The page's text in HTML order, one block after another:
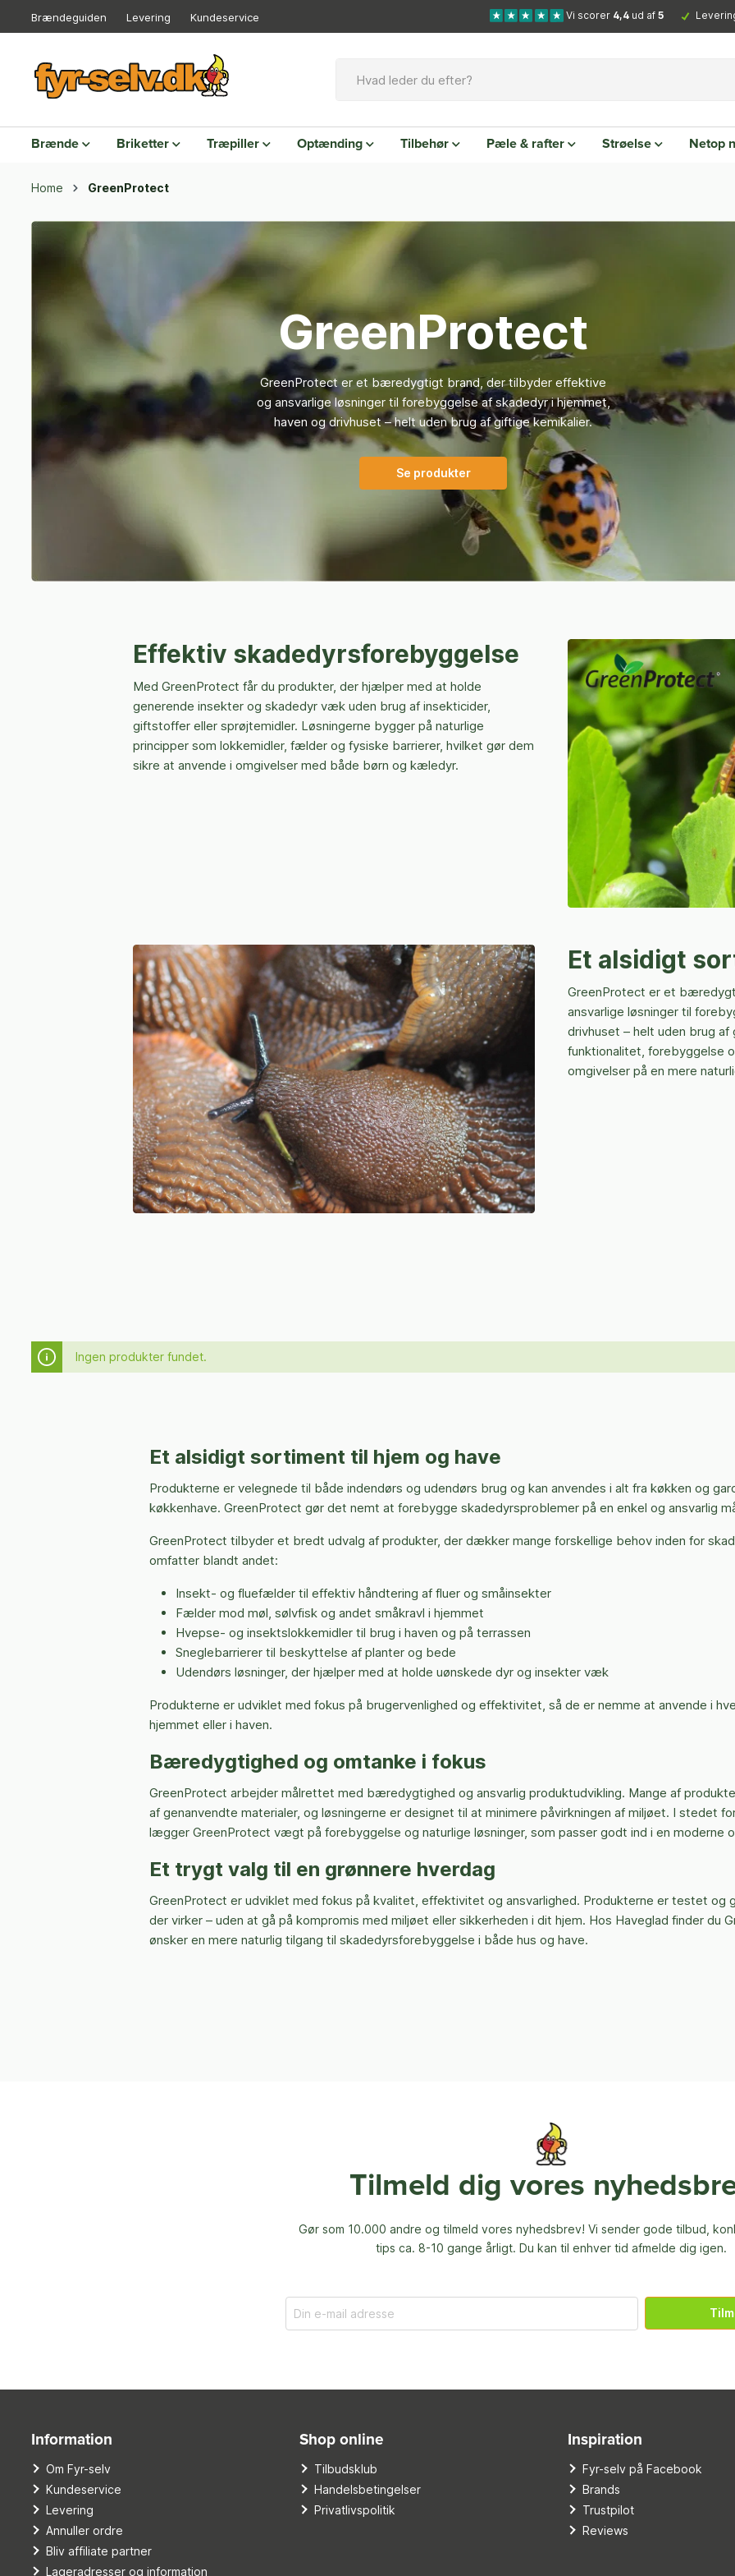
Brændeguiden Levering Kundeservice Vi scorer 4,4 ud af 5
Brænde Briketter Træpiller Optænding Tilbehør Pæle & rafter Strøelse Netop
Home GreenProtect
GreenProtect
GreenProtect er et bæredygtigt brand, der tilbyder effektive
og ansvarlige løsninger til forebyggelse af skadedyr i hjemmet,
haven og drivhuset – helt uden brug af giftige kemikalier.
Se produkter
Effektiv skadedyrsforebyggelse
Med GreenProtect får du produkter, der hjælper med at holde
generende insekter og skadedyr væk uden brug af insekticider,
giftstoffer eller sprøjtemidler. Løsningerne bygger på naturlige
principper som lokkemidler, fælder og fysiske barrierer, hvilket gør dem
sikre at anvende i omgivelser med både børn og kæledyr.
Et alsidigt
GreenProtect er et
ansvarlige løsninger til
drivhuset – helt uden brug af
funktionalitet, forebyggelse
omgivelser på en mere
Ingen produkter fundet.
Et alsidigt sortiment til hjem og have
Produkterne er velegnede til både indendørs og udendørs brug og kan anvendes i alt fra køkken og
køkkenhave. GreenProtect gør det nemt at forebygge skadedyrsproblemer på en enkel og ansvarlig
GreenProtect tilbyder et bredt udvalg af produkter, der dækker mange forskellige behov inden for
omfatter blandt andet:
Insekt- og fluefælder til effektiv håndtering af fluer og småinsekter
Fælder mod møl, sølvfisk og andet småkravl i hjemmet
Hvepse- og insektslokkemidler til brug i haven og på terrassen
Sneglebarrierer til beskyttelse af planter og bede
Udendørs løsninger, der hjælper med at holde uønskede dyr og insekter væk
Produkterne er udviklet med fokus på brugervenlighed og effektivitet, så de er nemme at anvende i
hjemmet eller i haven.
Bæredygtighed og omtanke i fokus
GreenProtect arbejder målrettet med bæredygtighed og ansvarlig produktudvikling. Mange af
af genanvendte materialer, og løsningerne er designet til at minimere påvirkningen af miljøet. I stedet
lægger GreenProtect vægt på forebyggelse og naturlige løsninger, som passer godt ind i en moderne
Et trygt valg til en grønnere hverdag
GreenProtect er udviklet med fokus på kvalitet, effektivitet og ansvarlighed. Produkterne er testet og
der virker – uden at gå på kompromis med miljøet eller sikkerheden i dit hjem. Hos Haveglad finder du
ønsker en mere naturlig tilgang til skadedyrsforebyggelse i både hus og have.
Tilmeld dig vores
Gør som 10.000 andre og tilmeld vores nyhedsbrev! Vi sender gode tilbud,
tips ca. 8-10 gange årligt. Du kan til enhver tid afmelde dig igen.
Information
Om Fyr-selv
Kundeservice
Levering
Annuller ordre
Bliv affiliate partner
Lageradresser og information
Shop online
Tilbudsklub
Handelsbetingelser
Privatlivspolitik
Inspiration
Fyr-selv på Facebook
Brands
Trustpilot
Reviews